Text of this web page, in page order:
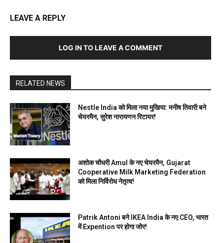
LEAVE A REPLY
LOG IN TO LEAVE A COMMENT
RELATED NEWS
Nestle India को मिला नया मुखिया: मनीष तिवारी बने
चेयरमैन, सुरेश नारायणन रिटायर!
अशोक चौधरी Amul के नए चेयरमैन, Gujarat
Cooperative Milk Marketing Federation
को मिला निर्विरोध नेतृत्व!
Patrik Antoni बने IKEA India के नए CEO, भारत
में Expention पर होगा जोर!